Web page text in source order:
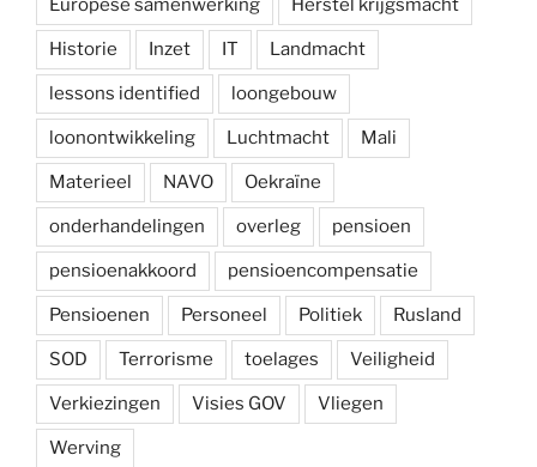
Europese samenwerking Herstel krijgsmacht
Historie Inzet IT Landmacht
lessons identified loongebouw
loonontwikkeling Luchtmacht Mali
Materieel NAVO Oekraïne
onderhandelingen overleg pensioen
pensioenakkoord pensioencompensatie
Pensioenen Personeel Politiek Rusland
SOD Terrorisme toelages Veiligheid
Verkiezingen Visies GOV Vliegen
Werving